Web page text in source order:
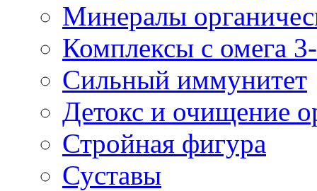
Минералы
Комплексы с омега
Сильный иммунитет
Детокс и очищение
Стройная фигура
Суставы